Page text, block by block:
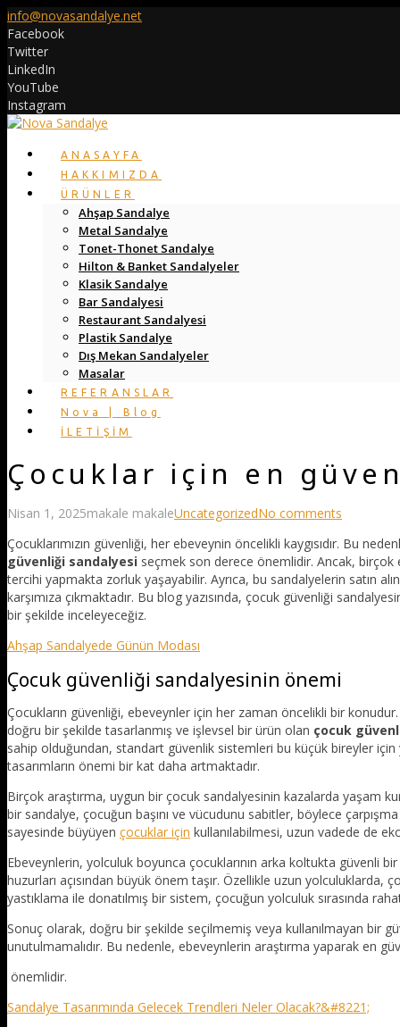
info@novasandalye.net
Facebook
Twitter
LinkedIn
YouTube
Instagram
ANASAYFA
HAKKIMIZDA
ÜRÜNLER
Ahşap Sandalye
Metal Sandalye
Tonet-Thonet Sandalye
Hilton & Banket Sandalyeler
Klasik Sandalye
Bar Sandalyesi
Restaurant Sandalyesi
Plastik Sandalye
Dış Mekan Sandalyeler
Masalar
REFERANSLAR
Nova | Blog
İLETİŞİM
Çocuklar için en
Nisan 1, 2025makale makaleUncategorizedNo comments
Çocuklarımızın güvenliği, her ebeveynin öncelikli kaygısıdır. Bu
güvenliği sandalyesi seçmek son derece önemlidir. Ancak, birçok
tercihi yapmakta zorluk yaşayabilir. Ayrıca, bu sandalyelerin satın
karşımıza çıkmaktadır. Bu blog yazısında, çocuk güvenliği
bir şekilde inceleyeceğiz.
Ahşap Sandalyede Günün Modası
Çocuk güvenliği sandalyesinin önemi
Çocukların güvenliği, ebeveynler için her zaman öncelikli bir
doğru bir şekilde tasarlanmış ve işlevsel bir ürün olan çocuk
sahip olduğundan, standart güvenlik sistemleri bu küçük bireyler
tasarımların önemi bir kat daha artmaktadır.
Birçok araştırma, uygun bir çocuk sandalyesinin kazalarda yaşam
bir sandalye, çocuğun başını ve vücudunu sabitler, böylece
sayesinde büyüyen çocuklar için kullanılabilmesi, uzun vadede de
Ebeveynlerin, yolculuk boyunca çocuklarının arka koltukta güvenli
huzurları açısından büyük önem taşır. Özellikle uzun
yastıklama ile donatılmış bir sistem, çocuğun yolculuk sırasında
Sonuç olarak, doğru bir şekilde seçilmemiş veya kullanılmayan bir
unutulmamalıdır. Bu nedenle, ebeveynlerin araştırma yaparak en
önemlidir.
Sandalye Tasarımında Gelecek Trendleri Neler Olacak?&#8221;